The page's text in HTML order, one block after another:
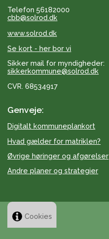
Telefon 56182000
cbb@solrod.dk
www.solrod.dk
Se kort - her bor vi
Sikker mail for myndigheder:
sikkerkommune@solrod.dk
CVR. 68534917
Genveje:
Digitalt kommuneplankort
Hvad gælder for matriklen?
Øvrige høringer og afgørelser
Andre planer og strategier
Cookies